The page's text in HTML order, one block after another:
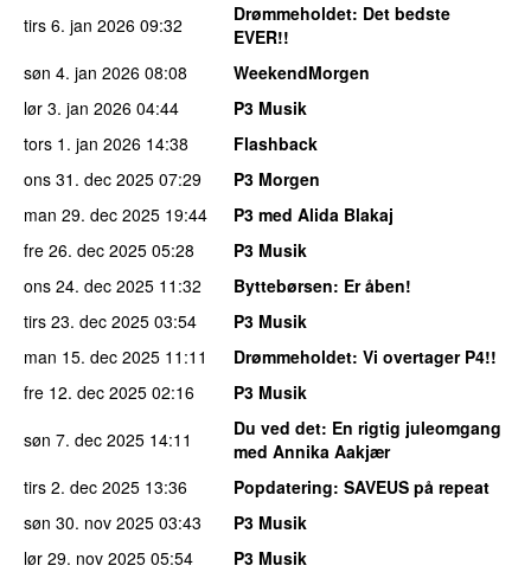
tirs 6. jan 2026 09:32 Drømmeholdet: Det bedste
EVER!!
søn 4. jan 2026 08:08
WeekendMorgen
lør 3. jan 2026 04:44
P3 Musik
tors 1. jan 2026 14:38
Flashback
ons 31. dec 2025 07:29
P3 Morgen
man 29. dec 2025 19:44
P3 med Alida Blakaj
fre 26. dec 2025 05:28
P3 Musik
ons 24. dec 2025 11:32 Byttebørsen: Er åben!
tirs 23. dec 2025 03:54
P3 Musik
man 15. dec 2025 11:11 Drømmeholdet: Vi overtager P4!!
fre 12. dec 2025 02:16
P3 Musik
søn 7. dec 2025 14:11 Du ved det: En rigtig juleomgang
med Annika Aakjær
tirs 2. dec 2025 13:36 Popdatering: SAVEUS på repeat
søn 30. nov 2025 03:43
P3 Musik
lør 29. nov 2025 05:54
P3 Musik